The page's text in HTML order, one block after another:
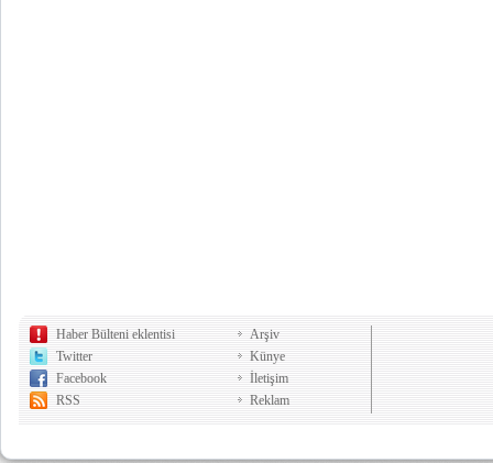
Haber Bülteni eklentisi
Twitter
Facebook
RSS
Arşiv
Künye
İletişim
Reklam